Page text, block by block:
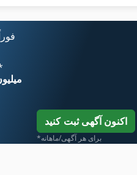
۱۱
اکنون آگهی ثبت کنید
*برای هر آگهی/ماهانه